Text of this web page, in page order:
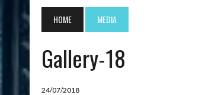
28/07/2021 | CONSULTI DI CARTOMANZIA
08/03/2024
QUALI SONO LE MIGLIORI PIANTE DA
HOME MEDIA
Gallery-18
24/07/2018